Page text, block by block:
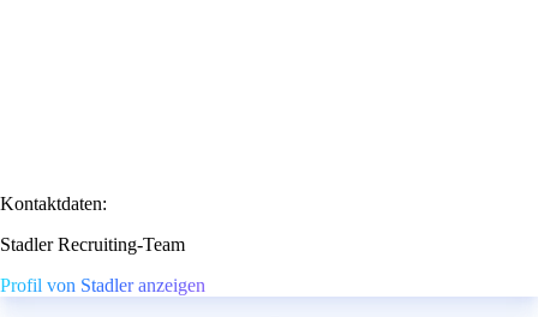
Kontaktdaten:
Stadler Recruiting-Team
Profil von Stadler anzeigen